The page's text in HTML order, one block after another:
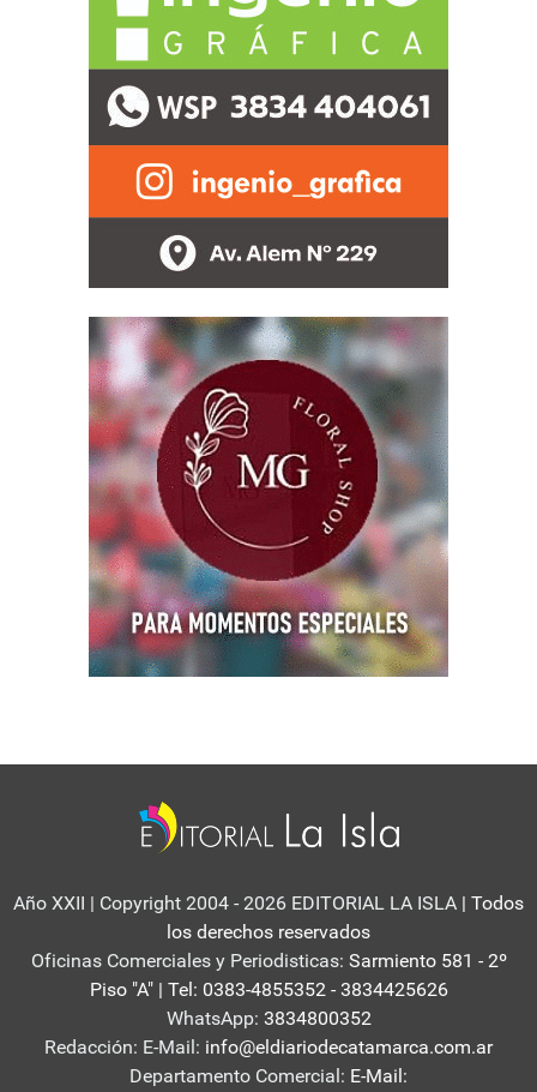
Año XXII | Copyright 2004 - 2026 EDITORIAL LA ISLA | Todos
los derechos reservados
Oficinas Comerciales y Periodisticas: Sarmiento 581 - 2º
Piso "A" | Tel: 0383-4855352 - 3834425626
WhatsApp: 3834800352
Redacción: E-Mail: info@eldiariodecatamarca.com.ar
Departamento Comercial: E-Mail: